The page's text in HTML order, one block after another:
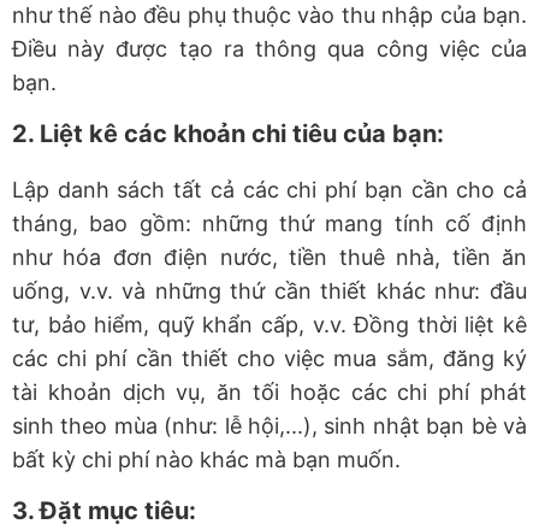
như thế nào đều phụ thuộc vào thu nhập của bạn.
Điều này được tạo ra thông qua công việc của
bạn.
2. Liệt kê các khoản chi tiêu của bạn:
Lập danh sách tất cả các chi phí bạn cần cho cả
tháng, bao gồm: những thứ mang tính cố định
như hóa đơn điện nước, tiền thuê nhà, tiền ăn
uống, v.v. và những thứ cần thiết khác như: đầu
tư, bảo hiểm, quỹ khẩn cấp, v.v. Đồng thời liệt kê
các chi phí cần thiết cho việc mua sắm, đăng ký
tài khoản dịch vụ, ăn tối hoặc các chi phí phát
sinh theo mùa (như: lễ hội,...), sinh nhật bạn bè và
bất kỳ chi phí nào khác mà bạn muốn.
3. Đặt mục tiêu: